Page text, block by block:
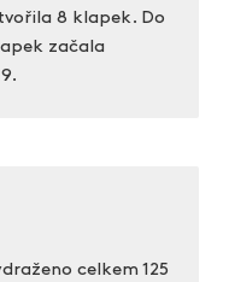
8 klapek. Do
začala
celkem 125